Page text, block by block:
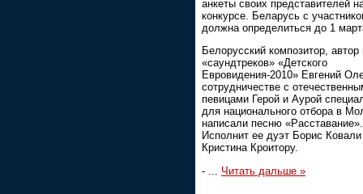
анкеты своих представителей
конкурсе. Беларусь с
должна определиться до 1
Белорусский композитор, автор
«саундтреков» «Детского
Евровидения-2010» Евгений
сотрудничестве с
певицами Герой и Аурой
для национального отбора в
написали песню «Расставание».
Исполнит ее дуэт Борис
Кристина Кроитору.
-
Читать дальше »